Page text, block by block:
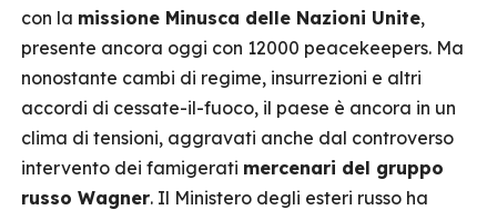
con la missione Minusca delle Nazioni Unite,
presente ancora oggi con 12000 peacekeepers. Ma
nonostante cambi di regime, insurrezioni e altri
accordi di cessate-il-fuoco, il paese è ancora in un
clima di tensioni, aggravati anche dal controverso
intervento dei famigerati mercenari del gruppo
russo Wagner. Il Ministero degli esteri russo ha